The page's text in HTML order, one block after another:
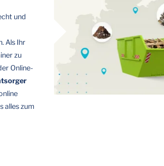
und
Als Ihr
zu
Online-
alles zum